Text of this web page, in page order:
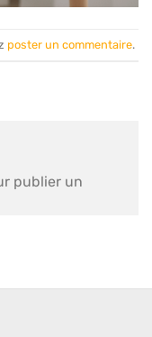
poster un commentaire.
publier un